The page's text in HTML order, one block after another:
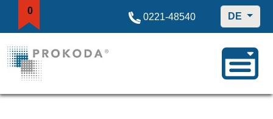
0
0221-48540 DE